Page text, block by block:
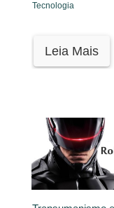
Tecnologia
Leia Mais